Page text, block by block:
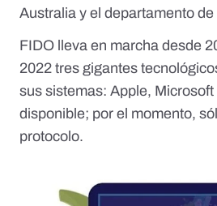
Australia y el departamento
FIDO lleva en marcha desde
2022 tres gigantes
sus sistemas:Apple, Microsoft
disponible; por el momento,
protocolo.